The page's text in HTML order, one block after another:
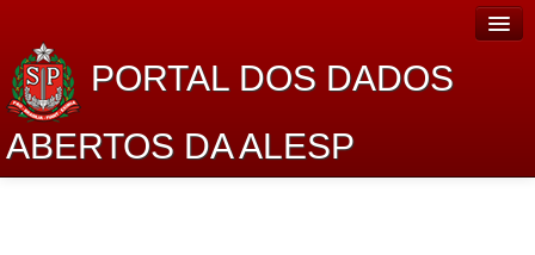
PORTAL DOS DADOS
ABERTOS DA ALESP